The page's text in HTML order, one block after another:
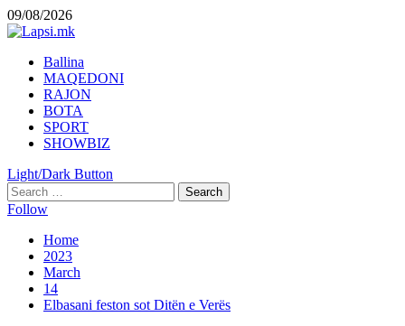
Skip
to
09/08/2026
Primary
Menu
Ballina
MAQEDONI
RAJON
BOTA
SPORT
SHOWBIZ
Light/Dark Button
Search
for:
Follow
Home
2023
March
14
Elbasani feston sot Ditën e Verës